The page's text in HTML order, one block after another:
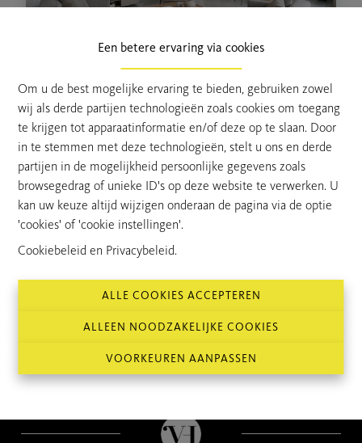
Een betere ervaring via cookies
Om u de best mogelijke ervaring te bieden, gebruiken zowel
wij als derde partijen technologieën zoals cookies om toegang
te krijgen tot apparaatinformatie en/of deze op te slaan. Door
in te stemmen met deze technologieën, stelt u ons en derde
partijen in de mogelijkheid persoonlijke gegevens zoals
browsegedrag of unieke ID's op deze website te verwerken. U
kan uw keuze altijd wijzigen onderaan de pagina via de optie
'cookies' of 'cookie instellingen'.
Cookiebeleid en Privacybeleid.
ALLE COOKIES ACCEPTEREN
ALLEEN NOODZAKELIJKE COOKIES
VOORKEUREN AANPASSEN
Beveren-Kruibeke-Zwijndrecht,
Oude Dorpsstraat 26
DUPLEX
€ 320.000
2 92 m²